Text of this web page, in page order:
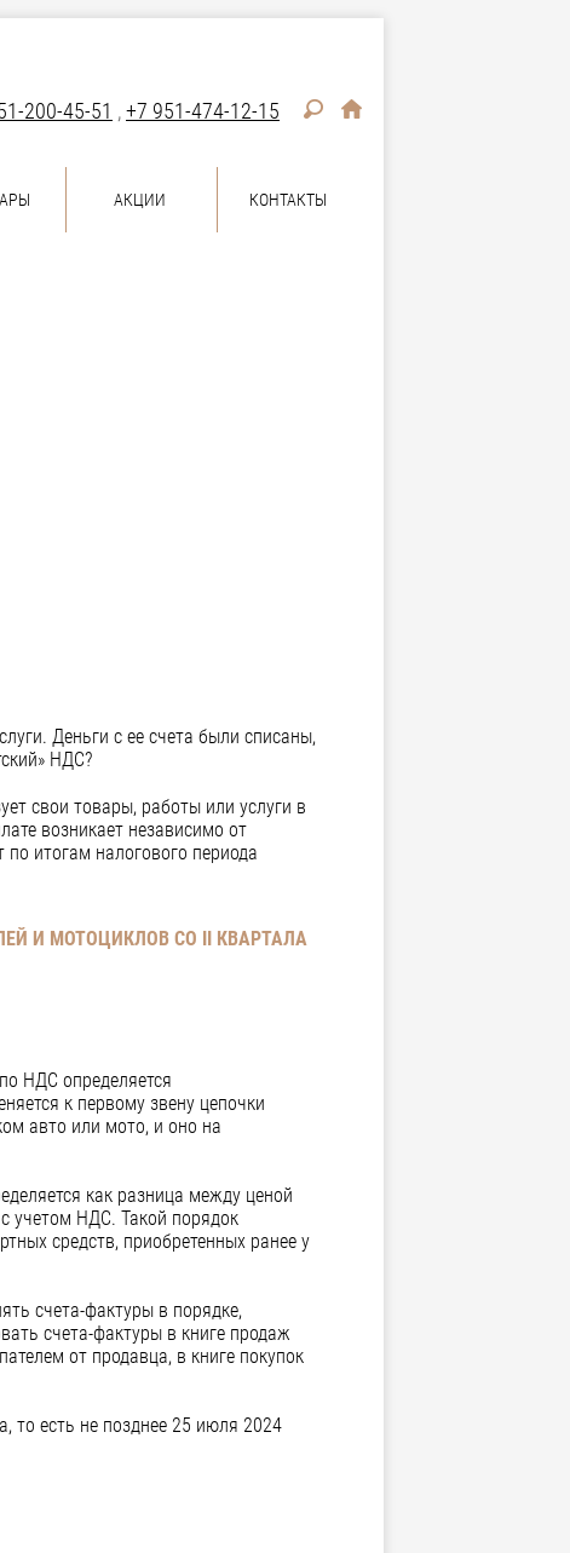
200-45-51 ,+7 951-474-12-15
АКЦИИ КОНТАКТЫ
Деньги с ее счета были списаны,
НДС?
свои товары, работы или услуги в
возникает независимо от
по итогам налогового периода
И МОТОЦИКЛОВ СО II КВАРТАЛА
НДС определяется
к первому звену цепочки
авто или мото, и оно на
как разница между ценой
учетом НДС. Такой порядок
средств, приобретенных ранее у
счета-фактуры в порядке,
счета-фактуры в книге продаж
от продавца, в книге покупок
то есть не позднее 25 июля 2024